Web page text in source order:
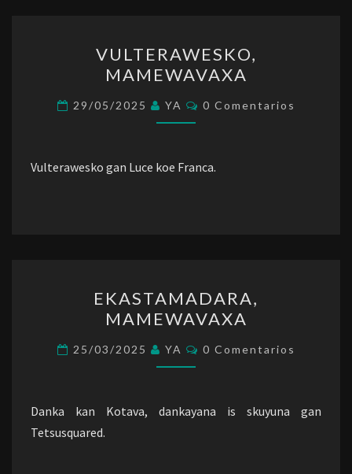
MAMEWAVAXA
VULTERAWESKO,
MAMEWAVAXA
29/05/2025 YA Comentarios
0 Comentarios
Vulterawesko gan Luce koe Franca.
MAMEWAVAXA
EKASTAMADARA,
MAMEWAVAXA
25/03/2025 YA Comentarios
0 Comentarios
Danka kan Kotava, dankayana is skuyuna gan
Tetsusquared.